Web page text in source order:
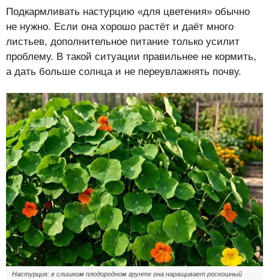
Подкармливать настурцию «для цветения» обычно
не нужно. Если она хорошо растёт и даёт много
листьев, дополнительное питание только усилит
проблему. В такой ситуации правильнее не кормить,
а дать больше солнца и не переувлажнять почву.
Настурция: в слишком плодородном грунте она наращивает роскошный